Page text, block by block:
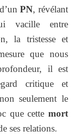
PN, révélant
vacille entre
la tristesse et
que nous
il est
critique et
seulement le
que cette mort
ses relations.